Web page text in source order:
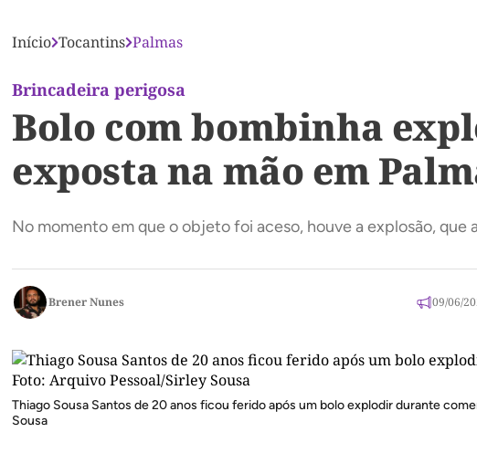
Início Tocantins Palmas
Brincadeira perigosa
Bolo com bombinha
exposta na mão em
No momento em que o objeto foi aceso, houve a explosão,
Brener Nunes 09/06/
Thiago Sousa Santos de 20 anos ficou ferido após um bolo explodir durante
Sousa